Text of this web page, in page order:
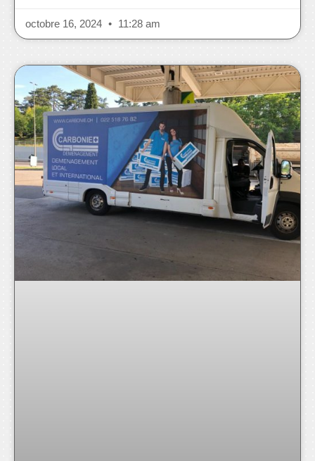
octobre 16, 2024 11:28 am